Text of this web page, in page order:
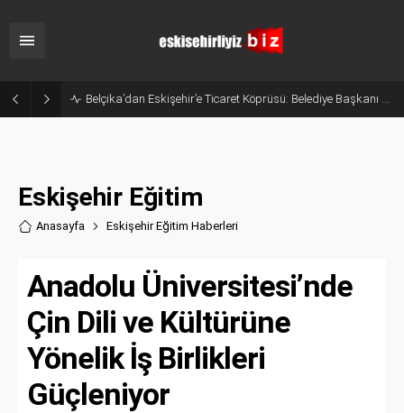
Belçika’dan Eskişehir’e Ticaret Köprüsü: Belediye Başkanı Emir Kır MÜSİAD’ı Ziyaret Etti
Eskişehir Eğitim
Anasayfa Eskişehir Eğitim Haberleri
Anadolu Üniversitesi’nde
Çin Dili ve Kültürüne
Yönelik İş Birlikleri
Güçleniyor